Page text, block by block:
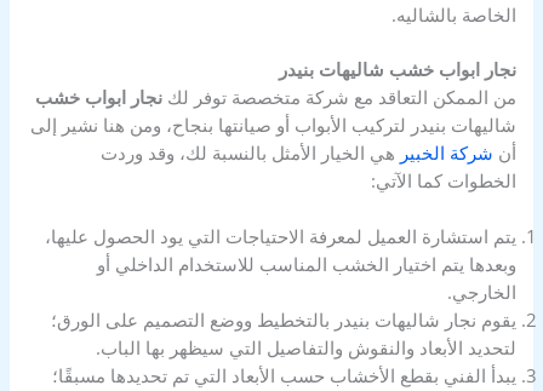
الخاصة بالشاليه.
نجار ابواب خشب شاليهات بنيدر
من الممكن التعاقد مع شركة متخصصة توفر لكنجار ابواب خشب
شاليهات بنيدر لتركيب الأبواب أو صيانتها بنجاح، ومن هنا نشير إلى
أن شركة الخبير هي الخيار الأمثل بالنسبة لك، وقد وردت
الخطوات كما الآتي:
يتم استشارة العميل لمعرفة الاحتياجات التي يود الحصول عليها،
وبعدها يتم اختيار الخشب المناسب للاستخدام الداخلي أو
الخارجي.
يقوم نجار شاليهات بنيدر بالتخطيط ووضع التصميم على الورق؛
لتحديد الأبعاد والنقوش والتفاصيل التي سيظهر بها الباب.
يبدأ الفني بقطع الأخشاب حسب الأبعاد التي تم تحديدها مسبقًا؛